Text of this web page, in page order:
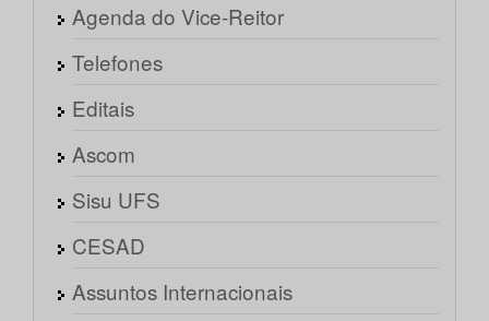
Agenda do Vice-Reitor
Telefones
Editais
Ascom
Sisu UFS
CESAD
Assuntos Internacionais